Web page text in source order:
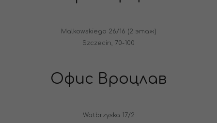
Malkowskiego 26/16 (2 этаж)
Szczecin, 70-100
Офис Вроцлав
Watbrzyska 17/2